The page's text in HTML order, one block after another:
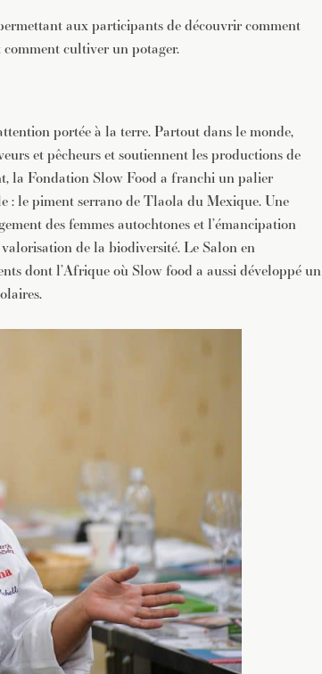
aux participants de découvrir comment
cultiver un potager.
portée à la terre. Partout dans le monde,
et pêcheurs et soutiennent les productions de
la Fondation Slow Food a franchi un palier
: le piment serrano de Tlaola du Mexique. Une
des femmes autochtones et l’émancipation
de la biodiversité. Le Salon en
dont l’Afrique où Slow food a aussi développé un